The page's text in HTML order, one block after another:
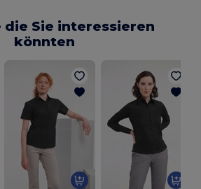
die Sie interessieren
könnten